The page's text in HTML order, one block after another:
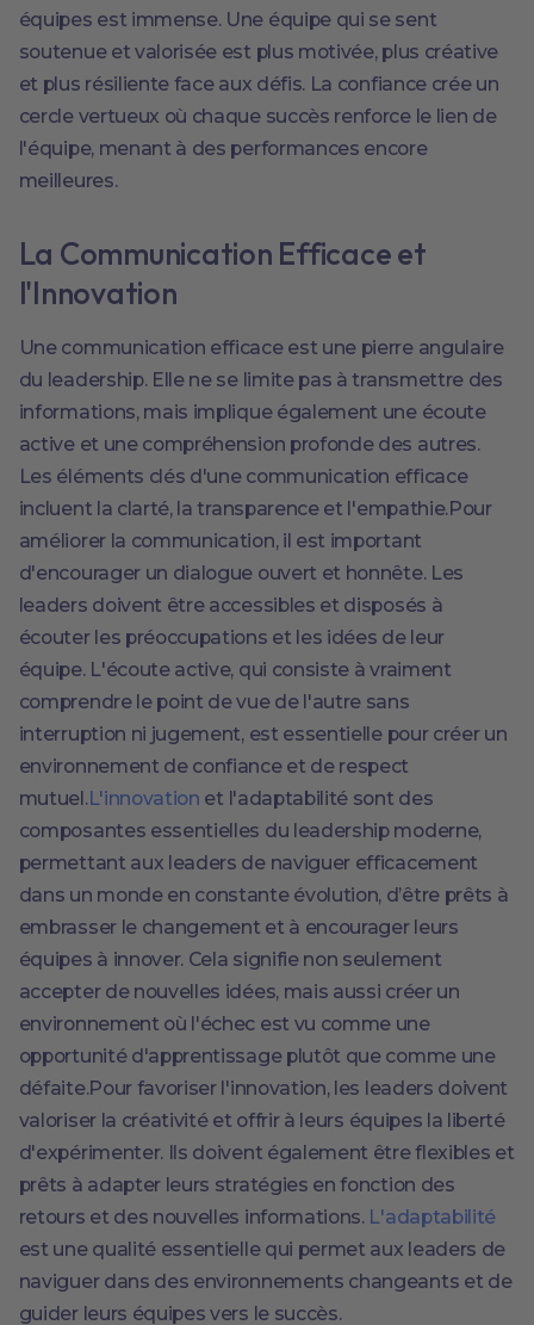
équipes est immense. Une équipe qui se sent
soutenue et valorisée est plus motivée, plus créative
et plus résiliente face aux défis. La confiance crée un
cercle vertueux où chaque succès renforce le lien de
l'équipe, menant à des performances encore
meilleures.
La Communication Efficace et
l'Innovation
Une communication efficace est une pierre angulaire
du leadership. Elle ne se limite pas à transmettre des
informations, mais implique également une écoute
active et une compréhension profonde des autres.
Les éléments clés d'une communication efficace
incluent la clarté, la transparence et l'empathie.Pour
améliorer la communication, il est important
d'encourager un dialogue ouvert et honnête. Les
leaders doivent être accessibles et disposés à
écouter les préoccupations et les idées de leur
équipe. L'écoute active, qui consiste à vraiment
comprendre le point de vue de l'autre sans
interruption ni jugement, est essentielle pour créer un
environnement de confiance et de respect
mutuel.L'innovation et l'adaptabilité sont des
composantes essentielles du leadership moderne,
permettant aux leaders de naviguer efficacement
dans un monde en constante évolution, d’être prêts à
embrasser le changement et à encourager leurs
équipes à innover. Cela signifie non seulement
accepter de nouvelles idées, mais aussi créer un
environnement où l'échec est vu comme une
opportunité d'apprentissage plutôt que comme une
défaite.Pour favoriser l'innovation, les leaders doivent
valoriser la créativité et offrir à leurs équipes la liberté
d'expérimenter. Ils doivent également être flexibles et
prêts à adapter leurs stratégies en fonction des
retours et des nouvelles informations. L'adaptabilité
est une qualité essentielle qui permet aux leaders de
naviguer dans des environnements changeants et de
guider leurs équipes vers le succès.